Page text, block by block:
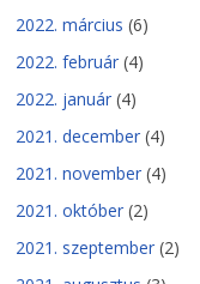
2022. március (6)
2022. február (4)
2022. január (4)
2021. december (4)
2021. november (4)
2021. október (2)
2021. szeptember (2)